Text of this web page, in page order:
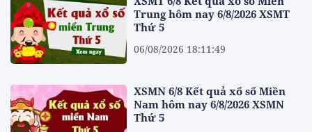
Trung hôm nay 6/8/2026 XSMT
Thứ 5
06/08/2026 18:11:49
XSMN 6/8 Kết quả xổ số Miền
Nam hôm nay 6/8/2026 XSMN
Thứ 5